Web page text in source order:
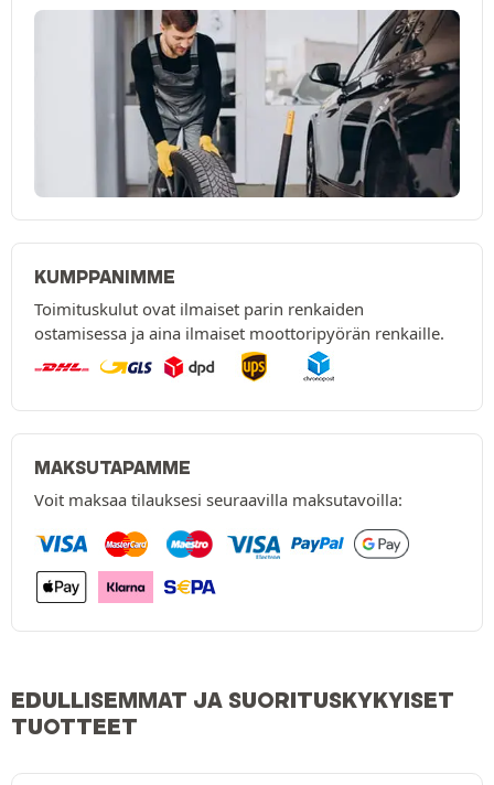
KUMPPANIMME
Toimituskulut ovat ilmaiset parin renkaiden
ostamisessa ja aina ilmaiset moottoripyörän renkaille.
MAKSUTAPAMME
Voit maksaa tilauksesi seuraavilla maksutavoilla:
EDULLISEMMAT JA SUORITUSKYKYISET
TUOTTEET